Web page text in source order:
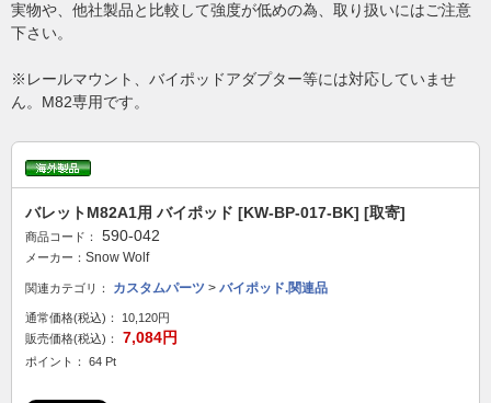
実物や、他社製品と比較して強度が低めの為、取り扱いにはご注意
下さい。
※レールマウント、バイポッドアダプター等には対応していませ
ん。M82専用です。
バレットM82A1用 バイポッド [KW-BP-017-BK] [取寄]
商品コード： 590-042
メーカー： Snow Wolf
関連カテゴリ： カスタムパーツ > バイポッド.関連品
通常価格(税込)：
10,120円
販売価格(税込)：
7,084円
ポイント： 64 Pt